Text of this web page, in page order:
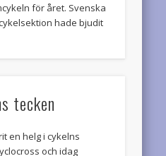
för året. Svenska
hade bjudit
tecken
en helg i cykelns
och idag